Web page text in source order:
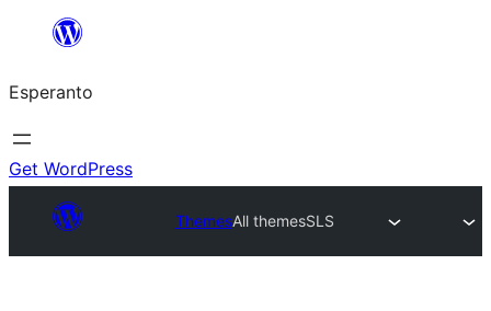
al
la
enhavo
Esperanto
Get WordPress
ThemesAll themesSLS